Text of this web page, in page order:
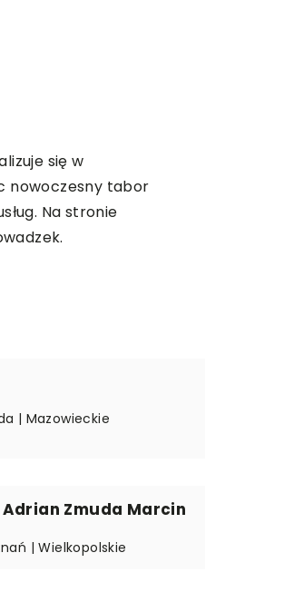
się w
nowoczesny tabor
Na stronie
| Mazowieckie
Zmuda Marcin
| Wielkopolskie